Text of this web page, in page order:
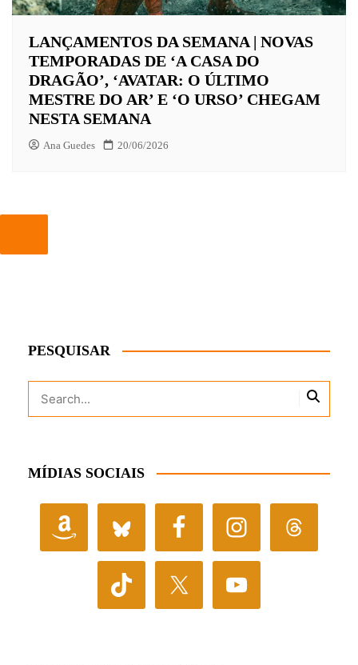
LANÇAMENTOS DA SEMANA | NOVAS
TEMPORADAS DE ‘A CASA DO
DRAGÃO’, ‘AVATAR: O ÚLTIMO
MESTRE DO AR’ E ‘O URSO’ CHEGAM
NESTA SEMANA
Ana Guedes 20/06/2026
PESQUISAR
MÍDIAS SOCIAIS